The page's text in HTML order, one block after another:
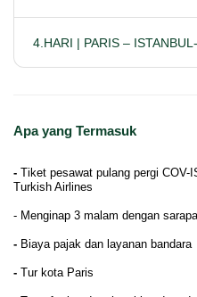
4.HARI | PARIS –
Apa yang Termasuk
- Tiket pesawat pulang pergi COV-
Turkish Airlines
- Menginap 3 malam dengan
- Biaya pajak dan layanan bandara
- Tur kota Paris